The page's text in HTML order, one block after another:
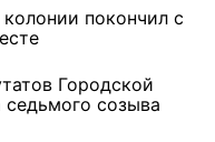
покончил с
Городской
созыва